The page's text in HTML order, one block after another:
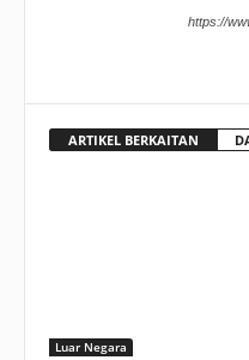
https://
ARTIKEL BERKAITAN
Luar Negara